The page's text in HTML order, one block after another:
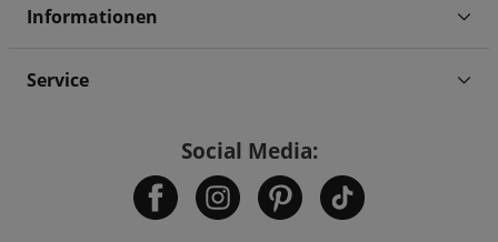
Informationen
Service
Social Media: